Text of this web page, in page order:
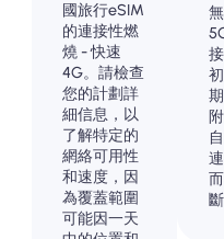
國旅行eSIM
的連接性燃
燒 - 快速
4G。請檢查
您的計劃詳
細信息，以
了解特定的
網絡可用性
和速度，因
為覆蓋範圍
可能因一天
斷